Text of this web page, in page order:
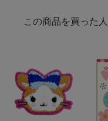
この商品を買った